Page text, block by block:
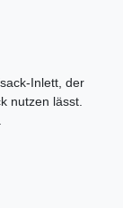
Inlett, der
nutzen lässt.